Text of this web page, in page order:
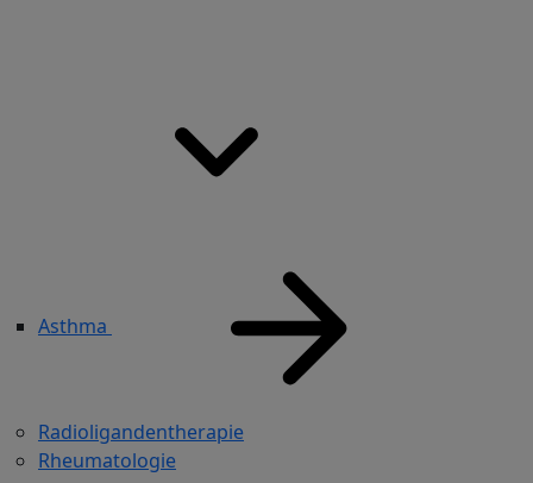
Asthma
Radioligandentherapie
Rheumatologie